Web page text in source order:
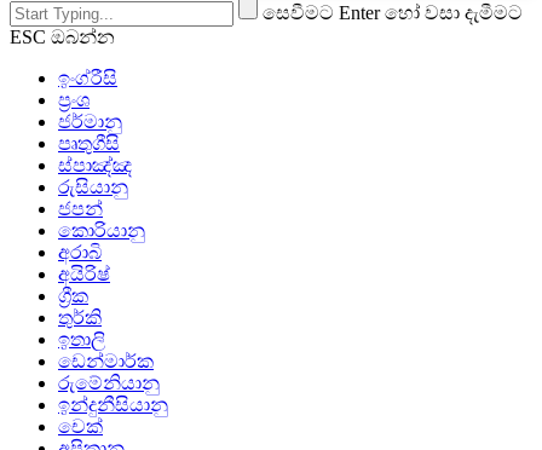
සෙවීමට Enter හෝ වසා දැමීමට
ESC ඔබන්න
ඉංග්රීසි
ප්‍රංශ
ජර්මානු
පෘතුගීසි
ස්පාඤ්ඤ
රුසියානු
ජපන්
කොරියානු
අරාබි
අයිරිෂ්
ග්‍රීක
තුර්කි
ඉතාලි
ඩෙන්මාර්ක
රුමේනියානු
ඉන්දුනීසියානු
චෙක්